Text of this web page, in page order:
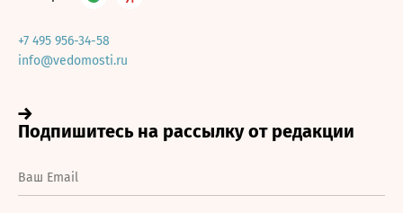
+7 495 956-34-58
info@vedomosti.ru